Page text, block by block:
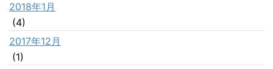
2018年1月
(4)
2017年12月
(1)